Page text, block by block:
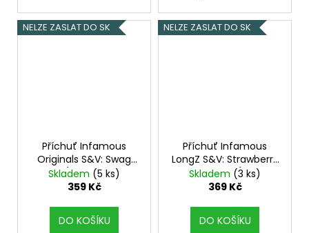
NELZE ZASLAT DO SK
Příchuť Infamous
Originals S&V: Swag
V2.0 (Grahamové
sušenky a burákové
tabáková nálepka
Kolek R
Skladem (5 ks)
359 Kč
DO KOŠÍKU
NELZE ZASLAT DO SK
Příchuť Infamous
LongZ S&V: Strawberry
Watermelon (Jahoda
a vodní meloun) 10ml
Skladem (3 ks)
369 Kč
DO KOŠÍKU